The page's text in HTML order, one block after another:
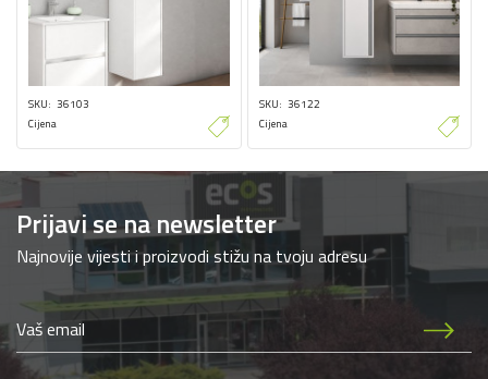
SKU 36103
Cijena
SKU 36122
Cijena
Prijavi se na newsletter
Najnovije vijesti i proizvodi stižu na tvoju adresu